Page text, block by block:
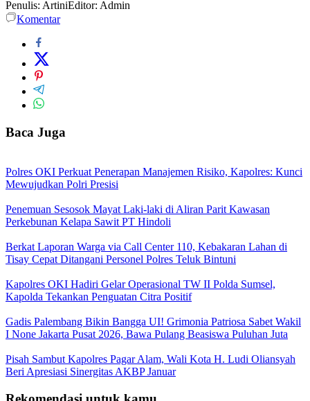
Penulis: ArtiniEditor: Admin
Komentar
Baca Juga
Polres OKI Perkuat Penerapan Manajemen Risiko, Kapolres: Kunci
Mewujudkan Polri Presisi
Penemuan Sesosok Mayat Laki-laki di Aliran Parit Kawasan
Perkebunan Kelapa Sawit PT Hindoli
Berkat Laporan Warga via Call Center 110, Kebakaran Lahan di
Tisay Cepat Ditangani Personel Polres Teluk Bintuni
Kapolres OKI Hadiri Gelar Operasional TW II Polda Sumsel,
Kapolda Tekankan Penguatan Citra Positif
Gadis Palembang Bikin Bangga UI! Grimonia Patriosa Sabet Wakil
I None Jakarta Pusat 2026, Bawa Pulang Beasiswa Puluhan Juta
Pisah Sambut Kapolres Pagar Alam, Wali Kota H. Ludi Oliansyah
Beri Apresiasi Sinergitas AKBP Januar